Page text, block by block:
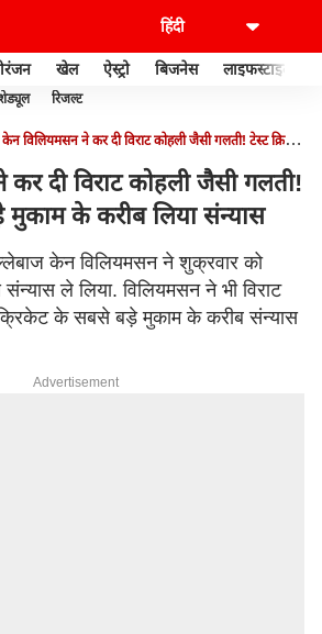
खेल ऐस्ट्रो बिजनेस लाइफस्टाइल
रिजल्ट
केन विलियमसन ने कर दी विराट कोहली जैसी गलती! टेस्ट क्रिकेट
दी विराट कोहली जैसी गलती!
मुकाम के करीब लिया संन्यास
केन विलियमसन ने शुक्रवार को
ले लिया. विलियमसन ने भी विराट
के सबसे बड़े मुकाम के करीब संन्यास
Advertisement